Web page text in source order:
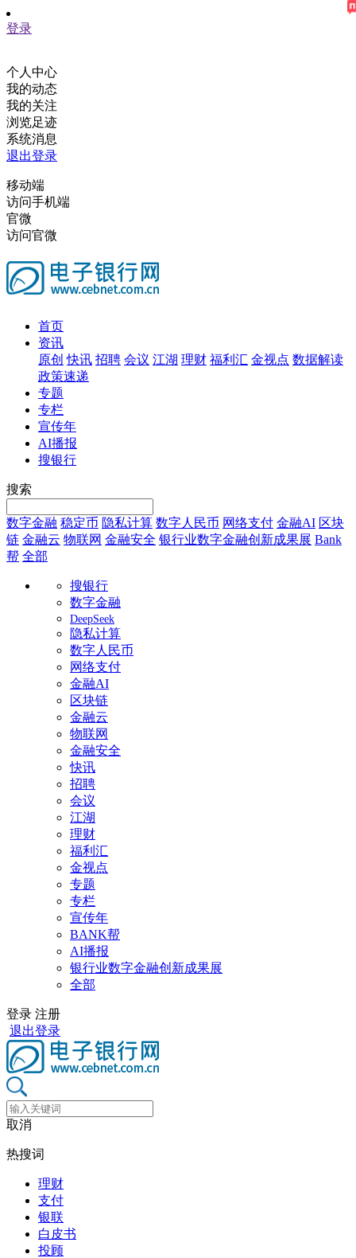
登录
个人中心
我的动态
我的关注
浏览足迹
系统消息
退出登录
移动端
访问手机端
官微
访问官微
首页
资讯
原创 快讯 招聘 会议 江湖 理财 福利汇 金视点 数据解读
政策速递
专题
专栏
宣传年
AI播报
搜银行
搜索
数字金融 稳定币 隐私计算 数字人民币 网络支付 金融AI 区块
链 金融云 物联网 金融安全 银行业数字金融创新成果展 Bank
帮 全部
搜银行
数字金融
DeepSeek
隐私计算
数字人民币
网络支付
金融AI
区块链
金融云
物联网
金融安全
快讯
招聘
会议
江湖
理财
福利汇
金视点
专题
专栏
宣传年
BANK帮
AI播报
银行业数字金融创新成果展
全部
登录 注册
退出登录
取消
热搜词
理财
支付
银联
白皮书
投顾